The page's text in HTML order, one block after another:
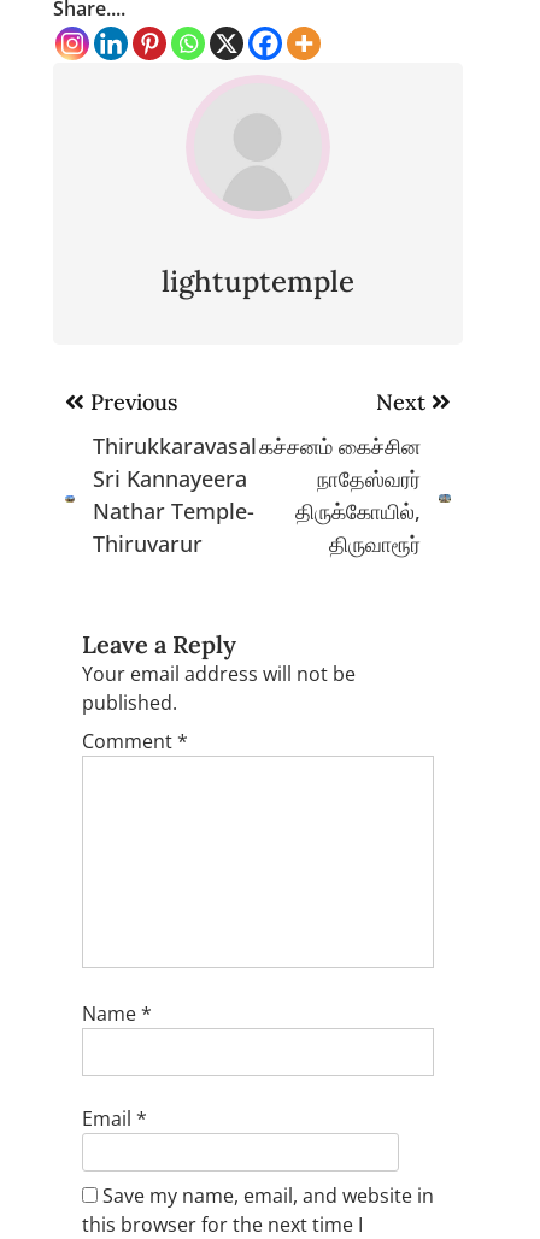
Share....
lightuptemple
Post
navigation
Previous
Thirukkaravasal
Sri Kannayeera
Nathar Temple-
Thiruvarur
Next
கச்சனம் கைச்சின
நாதேஸ்வரர்
திருக்கோயில்,
திருவாரூர்
Leave a Reply
Your email address will not be
published.
Comment*
Name*
Email *
Save my name, email, and website in
this browser for the next time I